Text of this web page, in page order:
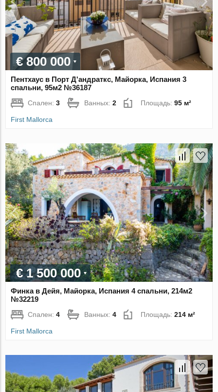
€ 800 000
Пентхаус в Порт Д'андраткс, Майорка, Испания 3
спальни, 95м2 №36187
Спален:3 Ванных:2 Площадь:95 м²
First Mallorca
€ 1 500 000
Финка в Дейя, Майорка, Испания 4 спальни, 214м2
№32219
Спален:4 Ванных:4 Площадь:214 м²
First Mallorca